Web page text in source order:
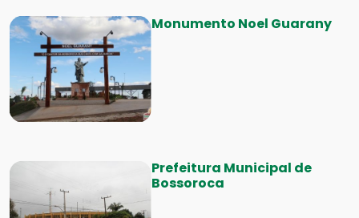
Monumento Noel Guarany
Prefeitura Municipal de
Bossoroca